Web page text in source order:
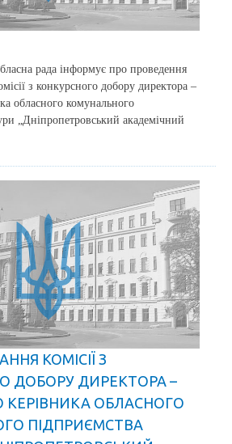
рада інформує про проведення
з конкурсного добору директора –
обласного комунального
„Дніпропетровський академічний
КОМІСІЇ З
ДОБОРУ ДИРЕКТОРА –
ОБЛАСНОГО
ПІДПРИЄМСТВА